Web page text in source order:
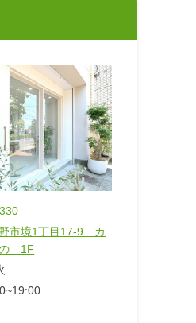
市境1丁目17-9 カ
の 1F